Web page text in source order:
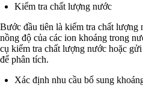
Kiểm tra chất lượng nước
Bước đầu tiên là kiểm tra chất lượng
nồng độ của các ion khoáng trong
cụ kiểm tra chất lượng nước hoặc
để phân tích.
Xác định nhu cầu bổ sung